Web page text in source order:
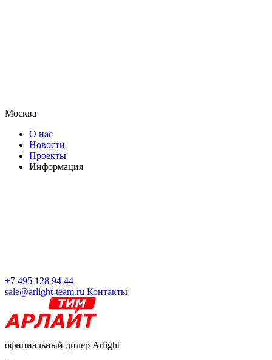
Москва
О нас
Новости
Проекты
Информация
+7 495 128 94 44
sale@arlight-team.ru Контакты
официальный дилер Arlight